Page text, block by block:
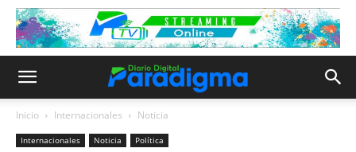
Inicio Internacionales Noticia
Internacionales Noticia Política